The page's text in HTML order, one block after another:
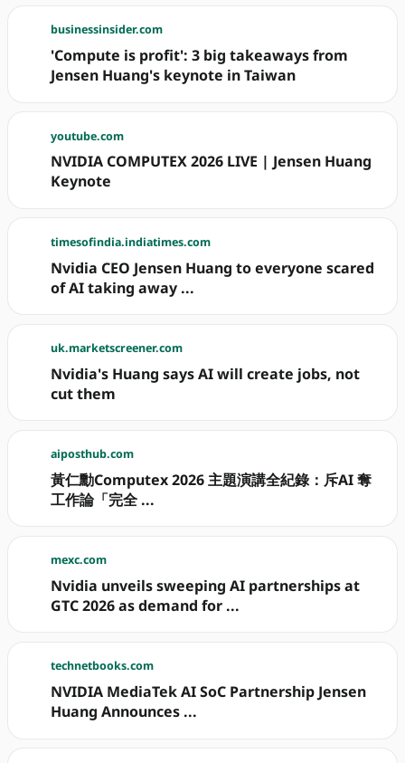
businessinsider.com
'Compute is profit': 3 big takeaways from
Jensen Huang's keynote in Taiwan
youtube.com
NVIDIA COMPUTEX 2026 LIVE | Jensen Huang
Keynote
timesofindia.indiatimes.com
Nvidia CEO Jensen Huang to everyone scared
of AI taking away ...
uk.marketscreener.com
Nvidia's Huang says AI will create jobs, not
cut them
aiposthub.com
黃仁勳Computex 2026 主題演講全紀錄：斥AI 奪
工作論「完全 ...
mexc.com
Nvidia unveils sweeping AI partnerships at
GTC 2026 as demand for ...
technetbooks.com
NVIDIA MediaTek AI SoC Partnership Jensen
Huang Announces ...